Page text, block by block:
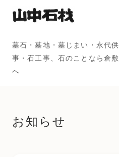
墓石・墓地・墓じまい・永代
事・石工事、石のことなら倉
へ
お知らせ